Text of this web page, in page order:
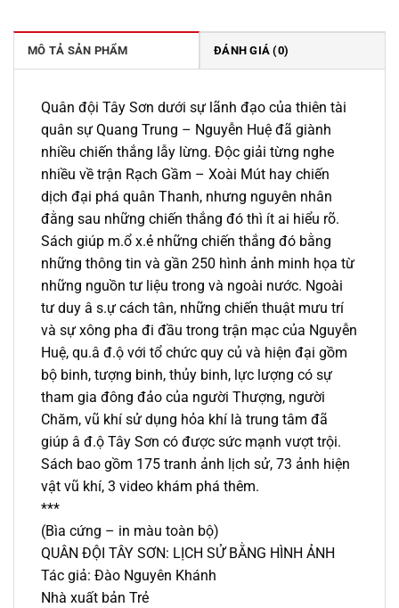
169.000 ₫.
MÔ TẢ SẢN PHẨM ĐÁNH GIÁ (0)
Quân đội Tây Sơn dưới sự lãnh đạo của thiên tài
quân sự Quang Trung – Nguyễn Huệ đã giành
nhiều chiến thắng lẫy lừng. Độc giải từng nghe
nhiều về trận Rạch Gầm – Xoài Mút hay chiến
dịch đại phá quân Thanh, nhưng nguyên nhân
đằng sau những chiến thắng đó thì ít ai hiểu rõ.
Sách giúp m.ổ x.ẻ những chiến thắng đó bằng
những thông tin và gần 250 hình ảnh minh họa từ
những nguồn tư liệu trong và ngoài nước. Ngoài
tư duy â s.ự cách tân, những chiến thuật mưu trí
và sự xông pha đi đầu trong trận mạc của Nguyễn
Huệ, qu.â đ.ộ với tổ chức quy củ và hiện đại gồm
bộ binh, tượng binh, thủy binh, lực lượng có sự
tham gia đông đảo của người Thượng, người
Chăm, vũ khí sử dụng hỏa khí là trung tâm đã
giúp â đ.ộ Tây Sơn có được sức mạnh vượt trội.
Sách bao gồm 175 tranh ảnh lịch sử, 73 ảnh hiện
vật vũ khí, 3 video khám phá thêm.
***
(Bìa cứng – in màu toàn bộ)
QUÂN ĐỘI TÂY SƠN: LỊCH SỬ BẰNG HÌNH ẢNH
Tác giả: Đào Nguyên Khánh
Nhà xuất bản Trẻ